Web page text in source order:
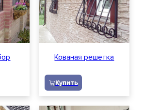
Кованая решетка
Купить